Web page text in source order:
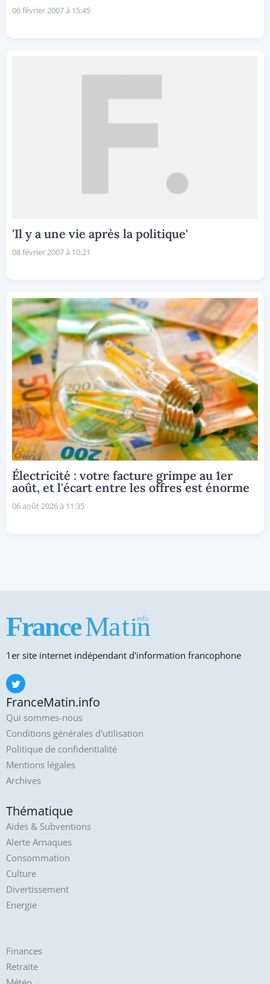
06 février 2007 à 15:45
'Il y a une vie après la politique'
08 février 2007 à 10:21
Électricité : votre facture grimpe au 1er
août, et l'écart entre les offres est énorme
06 août 2026 à 11:35
1er site internet indépendant d'information francophone
FranceMatin.info
Qui sommes-nous
Conditions générales d'utilisation
Politique de confidentialité
Mentions légales
Archives
Thématique
Aides & Subventions
Alerte Arnaques
Consommation
Culture
Divertissement
Energie
Finances
Retraite